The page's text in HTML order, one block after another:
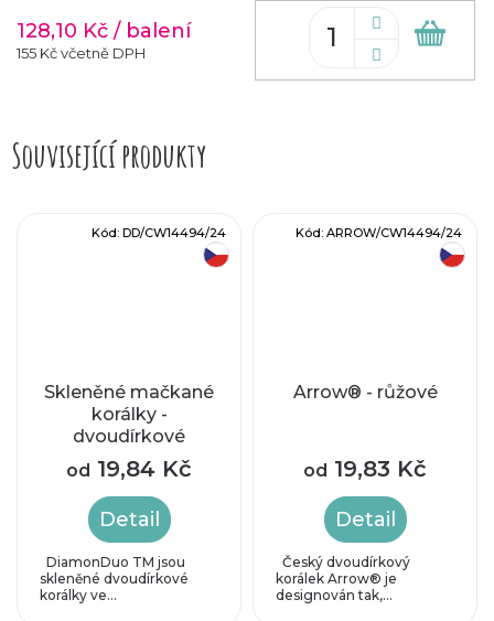
128,10 Kč / balení
155 Kč včetně DPH
Související produkty
Skleněné mačkané
korálky -
dvoudírkové
DIAMONDUO™
5x8mm - růžové
od 19,84 Kč
Detail
DiamonDuo TM jsou
skleněné dvoudírkové
korálky ve...
Kód: DD/CW14494/24
Arrow® - růžové
od 19,83 Kč
Detail
Český dvoudírkový
korálek Arrow® je
designován tak,...
Kód: ARROW/CW14494/24